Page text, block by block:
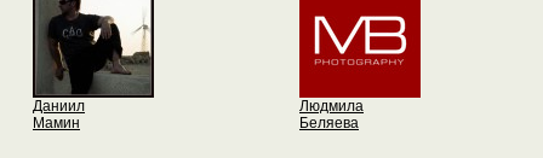
Даниил
Мамин
Людмила
Беляева